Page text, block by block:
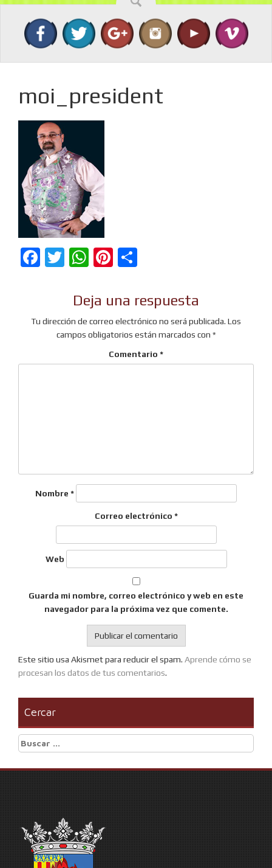
moi_president
Facebook
Twitter
WhatsApp
Pinterest
Deja una respuesta
Tu dirección de correo electrónico no será publicada. Los
campos obligatorios están marcados con *
Comentario *
Nombre *
Correo electrónico *
Web
Guarda mi nombre, correo electrónico y web en este
navegador para la próxima vez que comente.
Este sitio usa Akismet para reducir el spam. Aprende cómo se
procesan los datos de tus comentarios.
Cercar
Buscar: